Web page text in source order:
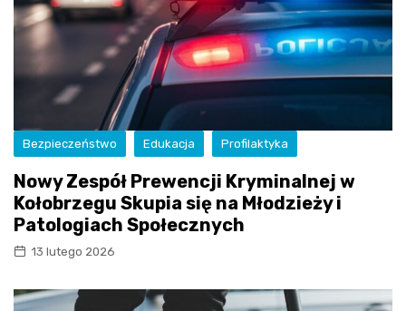
Bezpieczeństwo Edukacja Profilaktyka
Nowy Zespół Prewencji Kryminalnej w
Kołobrzegu Skupia się na Młodzieży i
Patologiach Społecznych
13 lutego 2026